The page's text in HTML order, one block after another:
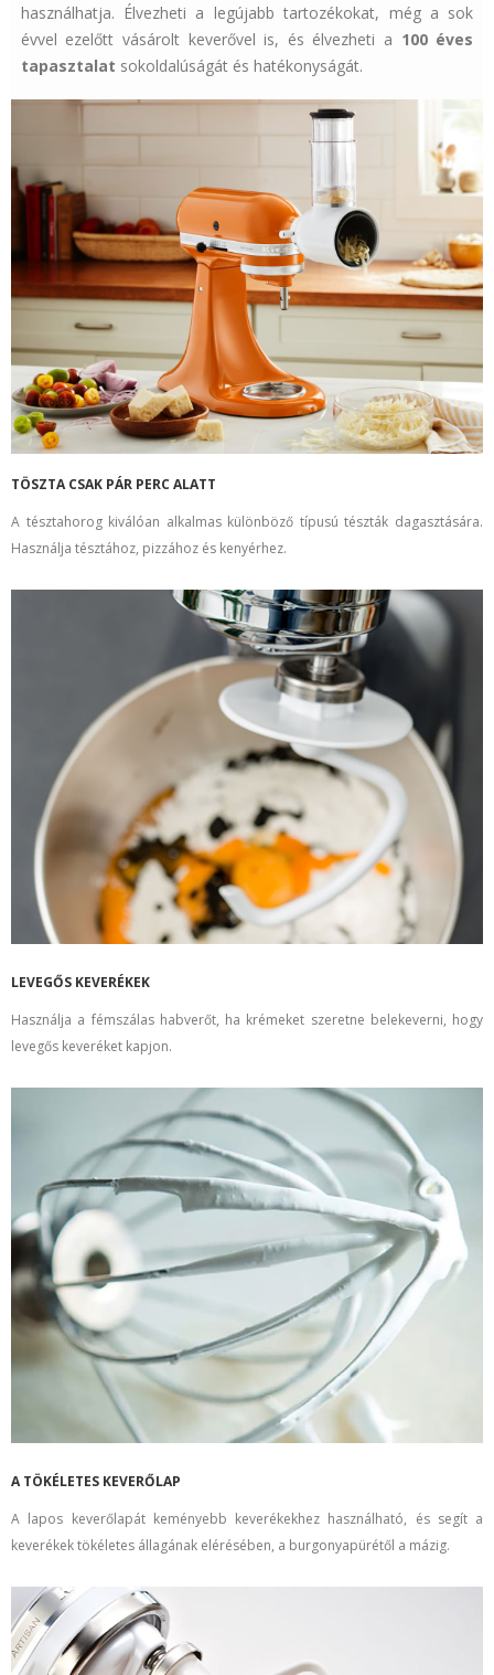
használhatja. Élvezheti a legújabb tartozékokat, még a sok
évvel ezelőtt vásárolt keverővel is, és élvezheti a 100 éves
tapasztalat sokoldalúságát és hatékonyságát.
TÖSZTA CSAK PÁR PERC ALATT
A tésztahorog kiválóan alkalmas különböző típusú tészták dagasztására.
Használja tésztához, pizzához és kenyérhez.
LEVEGŐS KEVERÉKEK
Használja a fémszálas habverőt, ha krémeket szeretne belekeverni, hogy
levegős keveréket kapjon.
A TÖKÉLETES KEVERŐLAP
A lapos keverőlapát keményebb keverékekhez használható, és segít a
keverékek tökéletes állagának elérésében, a burgonyapürétől a mázig.